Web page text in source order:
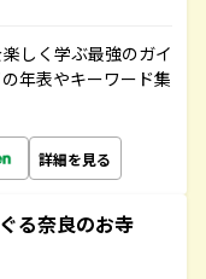
しく学ぶ最強のガイ
年表やキーワード集
詳細を見る
る奈良のお寺